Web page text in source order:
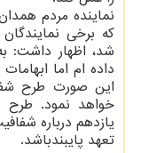
نماینده مردم
که برخی
شد، اظهار داشت:
داده ام اما
این صورت طرح
خواهد نمود. طرح
یازدهم درباره
تعهد پایبندباشد.